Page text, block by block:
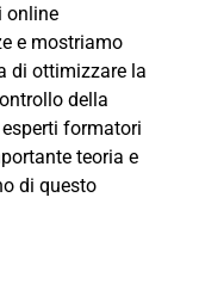
online
e mostriamo
di ottimizzare la
della
formatori
teoria e
di questo